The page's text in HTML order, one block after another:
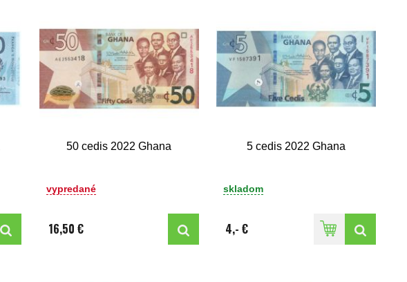
50 cedis 2022 Ghana
vypredané
16,50 €
5 cedis 2022 Ghana
skladom
4,- €